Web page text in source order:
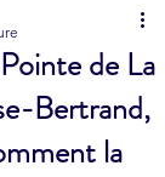
de La
Bertrand,
la